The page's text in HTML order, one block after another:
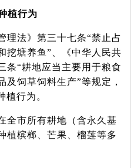
植行为
理法》第三十七条“禁止占
挖塘养鱼”、《中华人民共
条“耕地应当主要用于粮食
饲草饲料生产”等规定，
植行为。
全市所有耕地（含永久基
植槟榔、芒果、榴莲等多